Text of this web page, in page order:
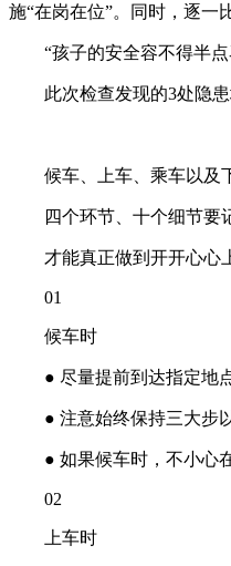
施“在岗在位”。同时，逐一
“孩子的安全容不得半点
此次检查发现的3处隐患
候车、上车、乘车以及
四个环节、十个细节要
才能真正做到开开心心
01
候车时
● 尽量提前到达指定地点
● 注意始终保持三大步以
● 如果候车时，不小心在
02
上车时